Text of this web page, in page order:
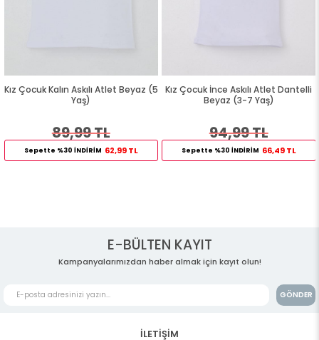
Kız Çocuk Kalın Askılı Atlet Beyaz (5
Yaş)
89,99 TL
Sepette %30 İNDİRİM 62,99 TL
Kız Çocuk İnce Askılı Atlet Dantelli
Beyaz (3-7 Yaş)
94,99 TL
Sepette %30 İNDİRİM 66,49 TL
E-BÜLTEN KAYIT
Kampanyalarımızdan haber almak için kayıt olun!
GÖNDER
İLETİŞİM